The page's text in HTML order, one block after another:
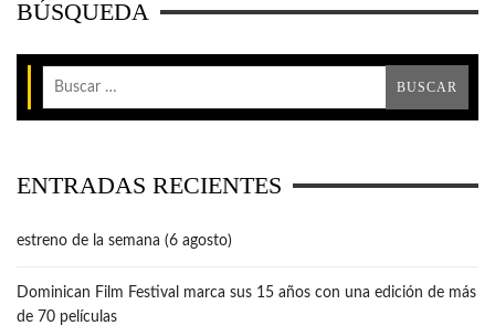
BÚSQUEDA
ENTRADAS RECIENTES
estreno de la semana (6 agosto)
Dominican Film Festival marca sus 15 años con una edición de más
de 70 películas